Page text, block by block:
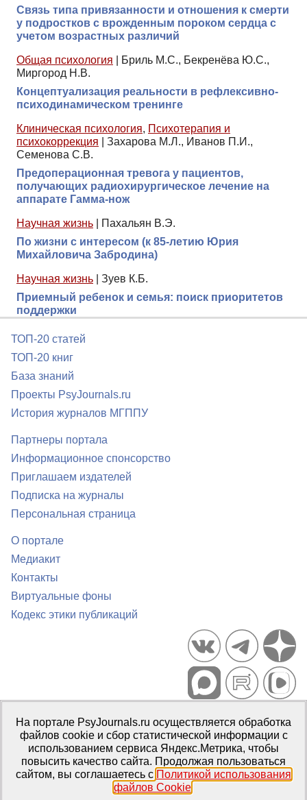
Связь типа привязанности и отношения к смерти
у подростков с врожденным пороком сердца с
учетом возрастных различий
Общая психология
Бриль М.С., Бекренёва Ю.С.,
Миргород Н.В.
Концептуализация реальности в рефлексивно-
психодинамическом тренинге
Клиническая психология, Психотерапия и
психокоррекция
Захарова М.Л., Иванов П.И.,
Семенова С.В.
Предоперационная тревога у пациентов,
получающих радиохирургическое лечение на
аппарате Гамма-нож
Научная жизнь
Пахальян В.Э.
По жизни с интересом (к 85-летию Юрия
Михайловича Забродина)
Научная жизнь
Зуев К.Б.
Приемный ребенок и семья: поиск приоритетов
поддержки
ТОП-20 статей
ТОП-20 книг
База знаний
Проекты PsyJournals.ru
История журналов МГППУ
Партнеры портала
Информационное спонсорство
Приглашаем издателей
Подписка на журналы
Персональная страница
О портале
Медиакит
Контакты
Виртуальные фоны
Кодекс этики публикаций
Портал психологических изданий PsyJournals.ru, 2007–2026
Правила использования материалов
Свидетельство регистрации СМИЭл № ФС77-66447 от 14 июля
2016 г.
Издатель: ФГБОУ ВО МГППУ
На портале PsyJournals.ru осуществляется обработка
файлов cookie и сбор статистической информации с
использованием сервиса Яндекс.Метрика, чтобы
повысить качество сайта. Продолжая пользоваться
сайтом, вы соглашаетесь с Политикой использования
файлов Cookie.